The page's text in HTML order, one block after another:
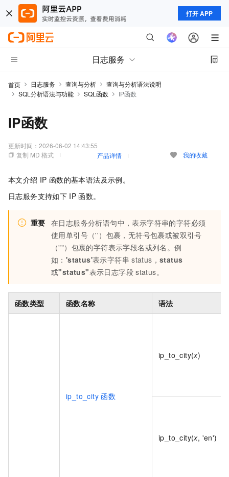
打开 APP
日志服务
首页 日志服务 查询与分析
查询与分析语法说明
SQL分析语法与功能
SQL函数 IP函数
IP函数
更新时间： 2026-06-02 14:43:55
复制 MD 格式
产品详情 我的收藏
本文介绍 IP 函数的基本语法及示例。
日志服务支持如下 IP 函数。
重要 在日志服务分析语句中，表示字符串的字符必须
使用单引号（''）包裹，无符号包裹或被双引号
（""）包裹的字符表示字段名或列名。例
如： 'status'表示字符串 status，status
或"status"表示日志字段 status。
函数类型 函数名称 语法
ip_to_city 函数
ip_to_city(x)
ip_to_city(x, 'en')